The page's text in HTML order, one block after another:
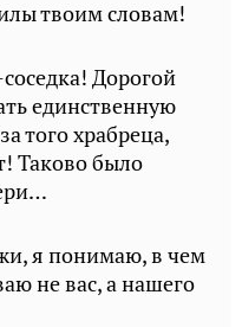
твоим словам!
Дорогой
единственную
того храбреца,
Таково было
я понимаю, в чем
не вас, а нашего